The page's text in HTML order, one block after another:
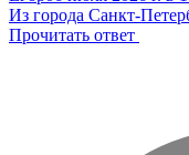
Из города Санкт-
Прочитать ответ